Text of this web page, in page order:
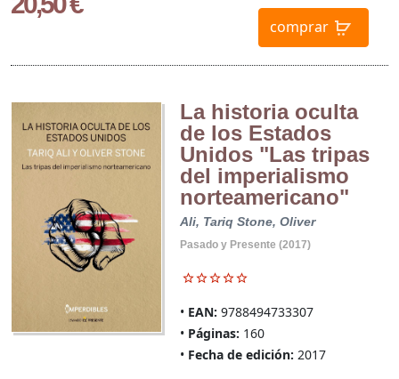
comprar
La historia oculta
de los Estados
Unidos "Las tripas
del imperialismo
norteamericano"
Ali, Tariq Stone, Oliver
Pasado y Presente (2017)
EAN: 9788494733307
Páginas: 160
Fecha de edición: 2017